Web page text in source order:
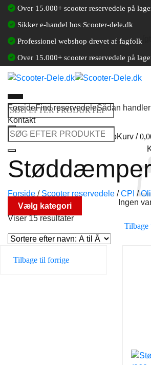
Fortsæt
indhold
Over 15.000+ scooter reservedele på
Sikker e-handel hos Scooter-dele.dk
Professionel webshop drevet af fagfolk
Over 15.000+ scooter reservedele på
Søg
efter:
Log ind / Opret en kundekontoKurv /
Ingen
Tilbage
ForsideFind reservedeleSådan
Kontakt
Søg
efter:
Støddæmper
Forside / Scooter reservedele / CPI /
Vælg kategori
Viser 15 resultater
Tilbage til forrige